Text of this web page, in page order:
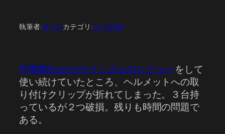
執筆者: Ｄパパカテゴリ:04 その他
中華製Bluetoothインカムのレビューをして
使い続けていたところ、ヘルメットへの取
り付けクリップが折れてしまった。３台持
っているが２つ破損。残りも時間の問題で
ある。